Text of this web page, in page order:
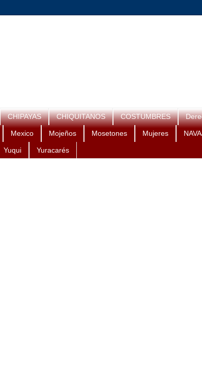
CHIPAYAS CHIQUITANOS COSTUMBRES
Mexico Mojeños Mosetones Mujeres
Yuqui Yuracarés